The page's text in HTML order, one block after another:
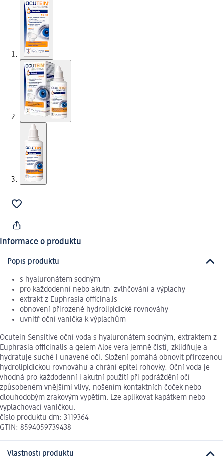
Informace o produktu
Popis produktu
s hyaluronátem sodným
pro každodenní nebo akutní zvlhčování a výplachy
extrakt z Euphrasia officinalis
obnovení přirozené hydrolipidické rovnováhy
uvnitř oční vanička k výplachům
Ocutein Sensitive oční voda s hyaluronátem sodným, extraktem z
Euphrasia officinalis a gelem Aloe vera jemně čistí, zklidňuje a
hydratuje suché i unavené oči. Složení pomáhá obnovit přirozenou
hydrolipidickou rovnováhu a chrání epitel rohovky. Oční voda je
vhodná pro každodenní i akutní použití při podráždění očí
způsobeném vnějšími vlivy, nošením kontaktních čoček nebo
dlouhodobým zrakovým vypětím. Lze aplikovat kapátkem nebo
vyplachovací vaničkou.
číslo produktu dm: 3119364
GTIN: 8594059739438
Vlastnosti produktu